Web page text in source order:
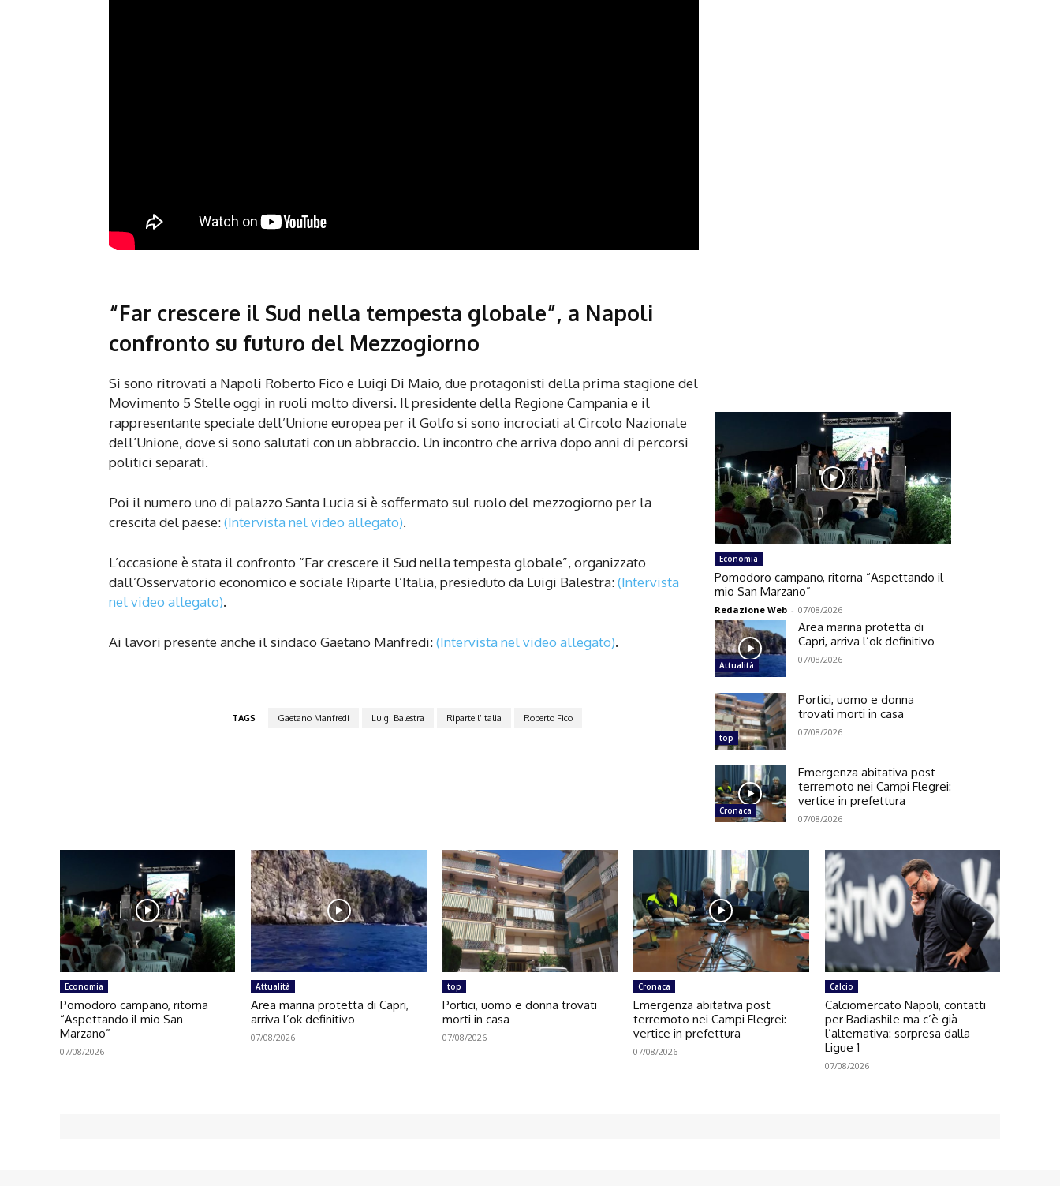
“Far crescere il Sud nella tempesta globale”, a Napoli
confronto su futuro del Mezzogiorno
Si sono ritrovati a Napoli Roberto Fico e Luigi Di Maio, due protagonisti della prima stagione del
Movimento 5 Stelle oggi in ruoli molto diversi. Il presidente della Regione Campania e il
rappresentante speciale dell’Unione europea per il Golfo si sono incrociati al Circolo Nazionale
dell’Unione, dove si sono salutati con un abbraccio. Un incontro che arriva dopo anni di percorsi
politici separati.
Poi il numero uno di palazzo Santa Lucia si è soffermato sul ruolo del mezzogiorno per la
crescita del paese:(Intervista nel video allegato).
L’occasione è stata il confronto “Far crescere il Sud nella tempesta globale”, organizzato
dall’Osservatorio economico e sociale Riparte l’Italia, presieduto da Luigi Balestra:(Intervista
nel video allegato).
Ai lavori presente anche il sindaco Gaetano Manfredi:(Intervista nel video allegato).
TAGS Gaetano Manfredi Luigi Balestra Riparte l’Italia Roberto Fico
Economia
Pomodoro campano, ritorna “Aspettando il
mio San Marzano”
Redazione Web - 07/08/2026
Attualità
Area marina protetta di
Capri, arriva l’ok definitivo
07/08/2026
top
Portici, uomo e donna
trovati morti in casa
07/08/2026
Cronaca
Emergenza abitativa post
terremoto nei Campi Flegrei:
vertice in prefettura
07/08/2026
Economia
Pomodoro campano, ritorna
“Aspettando il mio San
Marzano”
07/08/2026
Attualità
Area marina protetta di Capri,
arriva l’ok definitivo
07/08/2026
top
Portici, uomo e donna trovati
morti in casa
07/08/2026
Cronaca
Emergenza abitativa post
terremoto nei Campi Flegrei:
vertice in prefettura
07/08/2026
Calcio
Calciomercato Napoli, contatti
per Badiashile ma c’è già
l’alternativa: sorpresa dalla
Ligue 1
07/08/2026